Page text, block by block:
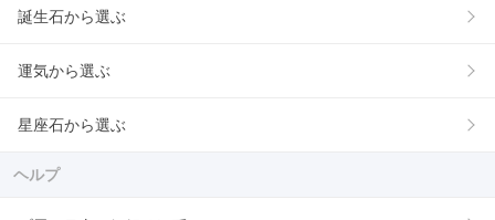
誕生石から選ぶ
運気から選ぶ
星座石から選ぶ
ヘルプ